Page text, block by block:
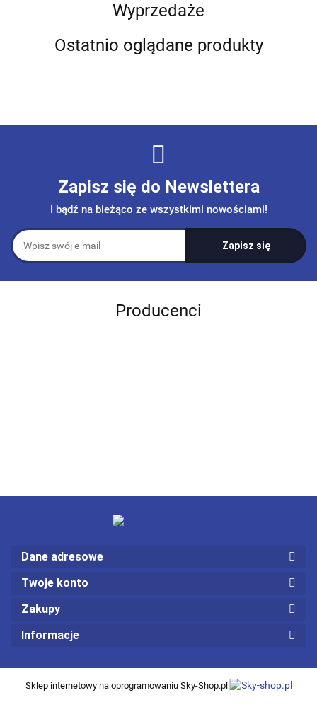
Wyprzedaże
Ostatnio oglądane produkty
Zapisz się do Newslettera
I bądź na bieżąco ze wszystkimi nowościami!
Producenci
Dane adresowe
Twoje konto
Zakupy
Informacje
Sklep internetowy na oprogramowaniu Sky-Shop.pl